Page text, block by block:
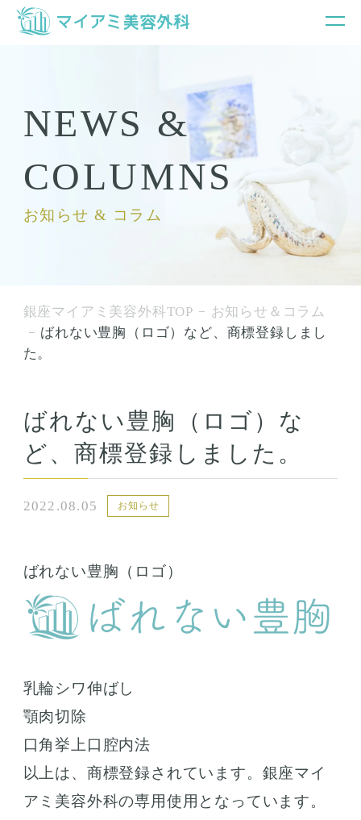
NEWS &
COLUMNS
お知らせ & コラム
銀座マイアミ美容外科TOP
お知らせ＆コラム
ばれない豊胸（ロゴ）など、商標登録しまし
た。
ばれない豊胸（ロゴ）な
ど、商標登録しました。
2022.08.05 お知らせ
ばれない豊胸（ロゴ）
乳輪シワ伸ばし
顎肉切除
口角挙上口腔内法
以上は、商標登録されています。銀座マイ
アミ美容外科の専用使用となっています。